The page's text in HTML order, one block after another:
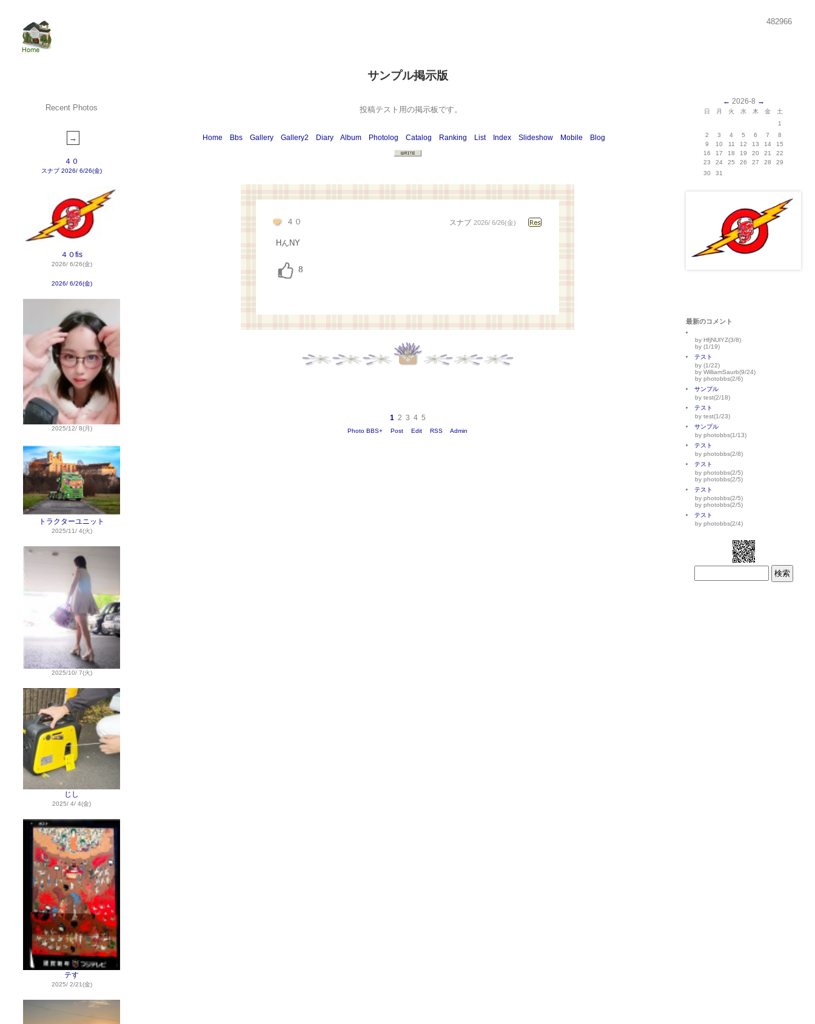
482966
サンプル掲示版
Recent Photos
４０
スナブ 2026/ 6/26(金)
４０fis
2026/ 6/26(金)
2026/ 6/26(金)
2025/12/ 8(月)
トラクターユニット
2025/11/ 4(火)
2025/10/ 7(火)
じし
2025/ 4/ 4(金)
テす
2025/ 2/21(金)
投稿テスト用の掲示板です。
Home Bbs Gallery Gallery2 Diary Album Photolog Catalog Ranking List Index Slideshow Mobile Blog
４０ スナブ 2026/ 6/26(金)
HんNY
1 2 3 4 5
Photo BBS+ Post Edit RSS Admin
← 2026-8 →
日 月 火 水 木 金
土
1
2
3 4 5 6 7
8
9
10 11 12 13 14
15
16
17 18 19 20 21
22
23
24 25 26 27 28
29
30
31
最新のコメント
by HfjNUlYZ(3/8)
by (1/19)
テスト
by (1/22)
by WilliamSaurb(9/24)
by photobbs(2/6)
サンプル
by test(2/18)
テスト
by test(1/23)
サンプル
by photobbs(1/13)
テスト
by photobbs(2/8)
テスト
by photobbs(2/5)
by photobbs(2/5)
テスト
by photobbs(2/5)
by photobbs(2/5)
テスト
by photobbs(2/4)